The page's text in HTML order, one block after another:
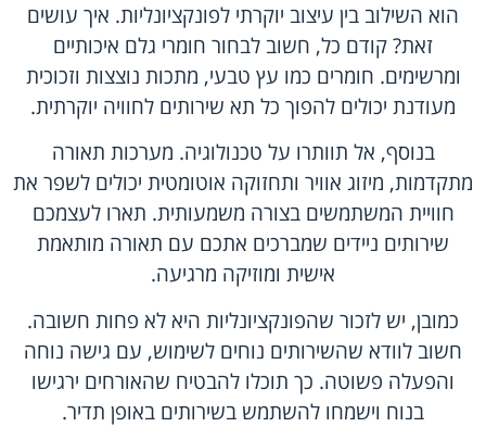
הוא השילוב בין עיצוב יוקרתי לפונקציונליות. איך עושים
זאת? קודם כל, חשוב לבחור חומרי גלם איכותיים
ומרשימים. חומרים כמו עץ טבעי, מתכות נוצצות וזכוכית
מעודנת יכולים להפוך כל תא שירותים לחוויה יוקרתית.
בנוסף, אל תוותרו על טכנולוגיה. מערכות תאורה
מתקדמות, מיזוג אוויר ותחזוקה אוטומטית יכולים לשפר את
חוויית המשתמשים בצורה משמעותית. תארו לעצמכם
שירותים ניידים שמברכים אתכם עם תאורה מותאמת
אישית ומוזיקה מרגיעה.
כמובן, יש לזכור שהפונקציונליות היא לא פחות חשובה.
חשוב לוודא שהשירותים נוחים לשימוש, עם גישה נוחה
והפעלה פשוטה. כך תוכלו להבטיח שהאורחים ירגישו
בנוח וישמחו להשתמש בשירותים באופן תדיר.